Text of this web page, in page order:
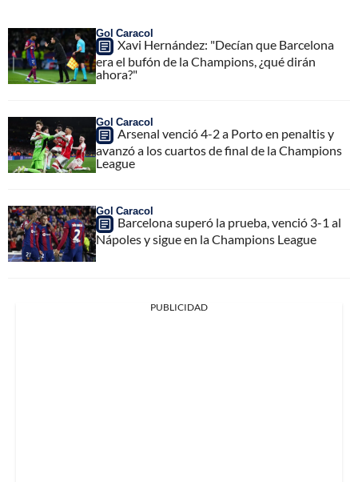
Gol Caracol
Xavi Hernández: "Decían que Barcelona
era el bufón de la Champions, ¿qué dirán
ahora?"
Gol Caracol
Arsenal venció 4-2 a Porto en penaltis y
avanzó a los cuartos de final de la Champions
League
Gol Caracol
Barcelona superó la prueba, venció 3-1 al
Nápoles y sigue en la Champions League
PUBLICIDAD